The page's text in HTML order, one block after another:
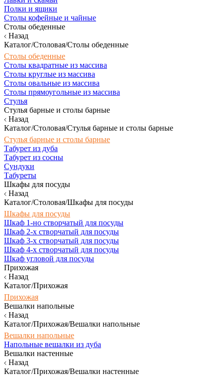
Полки и ящики
Столы кофейные и чайные
Столы обеденные
Назад
Каталог/Столовая/Столы обеденные
Столы обеденные
Столы квадратные из массива
Столы круглые из массива
Столы овальные из массива
Столы прямоугольные из массива
Стулья
Стулья барные и столы барные
Назад
Каталог/Столовая/Стулья барные и столы барные
Стулья барные и столы барные
Табурет из дуба
Табурет из сосны
Сундуки
Табуреты
Шкафы для посуды
Назад
Каталог/Столовая/Шкафы для посуды
Шкафы для посуды
Шкаф 1-но створчатый для посуды
Шкаф 2-х створчатый для посуды
Шкаф 3-х створчатый для посуды
Шкаф 4-х створчатый для посуды
Шкаф угловой для посуды
Прихожая
Назад
Каталог/Прихожая
Прихожая
Вешалки напольные
Назад
Каталог/Прихожая/Вешалки напольные
Вешалки напольные
Напольные вешалки из дуба
Вешалки настенные
Назад
Каталог/Прихожая/Вешалки настенные